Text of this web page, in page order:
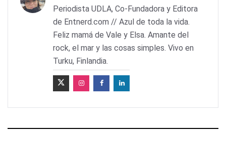
Periodista UDLA, Co-Fundadora y Editora
de Entnerd.com // Azul de toda la vida.
Feliz mamá de Vale y Elsa. Amante del
rock, el mar y las cosas simples. Vivo en
Turku, Finlandia.